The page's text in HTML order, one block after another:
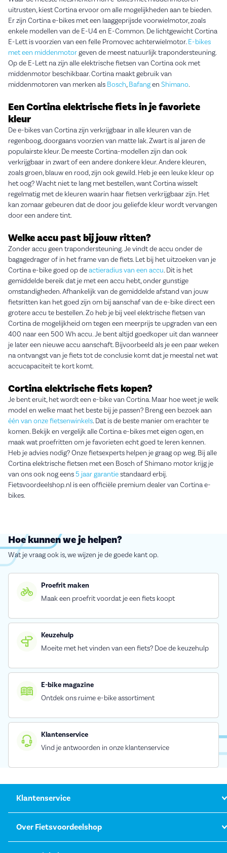
uitrusten, kiest Cortina ervoor om alle mogelijkheden aan te bieden.
Er zijn Cortina e-bikes met een laaggeprijsde voorwielmotor, zoals
enkele modellen van de E-U4 en E-Common. De lichtgewicht Cortina
E-Lett is voorzien van een felle Promovec achterwielmotor. E-bikes
met een middenmotorgeven de meest natuurlijk trapondersteuning.
Op de E-Lett na zijn alle elektrische fietsen van Cortina ook met
middenmotor beschikbaar. Cortina maakt gebruik van
middenmotoren van merken als Bosch,Bafangen Shimano.
Een Cortina elektrische fiets in je favoriete
kleur
De e-bikes van Cortina zijn verkrijgbaar in alle kleuren van de
regenboog, doorgaans voorzien van matte lak. Zwart is al jaren de
populairste kleur. De meeste Cortina-modellen zijn dan ook
verkrijgbaar in zwart of een andere donkere kleur. Andere kleuren,
zoals groen, blauw en rood, zijn ook gewild. Heb je een leuke kleur op
het oog? Wacht niet te lang met bestellen, want Cortina wisselt
regelmatig met de kleuren waarin haar fietsen verkrijgbaar zijn. Het
kan zomaar gebeuren dat de door jou geliefde kleur wordt vervangen
door een andere tint.
Welke accu past bij jouw ritten?
Zonder accu geen trapondersteuning. Je vindt de accu onder de
bagagedrager of in het frame van de fiets. Let bij het uitzoeken van je
Cortina e-bike goed op deactieradius van een accu. Dit is het
gemiddelde bereik dat je met een accu hebt, onder gunstige
omstandigheden. Afhankelijk van de gemiddelde afstand van jouw
fietsritten kan het goed zijn om bij aanschaf van de e-bike direct een
grotere accu te bestellen. Zo heb je bij veel elektrische fietsen van
Cortina de mogelijkheid om tegen een meerprijs te upgraden van een
400 naar een 500 Wh accu. Je bent altijd goedkoper uit dan wanneer
je later een nieuwe accu aanschaft. Bijvoorbeeld als je een paar weken
na ontvangst van je fiets tot de conclusie komt dat je meestal net wat
accucapaciteit te kort komt.
Cortina elektrische fiets kopen?
Je bent eruit, het wordt een e-bike van Cortina. Maar hoe weet je welk
model en welke maat het beste bij je passen? Breng een bezoek aan
één van onze fietsenwinkels. Dat is de beste manier om erachter te
komen. Bekijk en vergelijk alle Cortina e-bikes met eigen ogen, en
maak wat proefritten om je favorieten echt goed te leren kennen.
Heb je advies nodig? Onze fietsexperts helpen je graag op weg. Bij alle
Cortina elektrische fietsen met een Bosch of Shimano motor krijg je
van ons ook nog eens5 jaar garantiestandaard erbij.
Fietsvoordeelshop.nl is een officiële premium dealer van Cortina e-
bikes.
Hoe kunnen we je helpen?
Wat je vraag ook is, we wijzen je de goede kant op.
Proefrit maken
Maak een proefrit voordat je een fiets koopt
Keuzehulp
Moeite met het vinden van een fiets? Doe de keuzehulp
E-bike magazine
Ontdek ons ruime e-bike assortiment
Klantenservice
Vind je antwoorden in onze klantenservice
Klantenservice
Over Fietsvoordeelshop